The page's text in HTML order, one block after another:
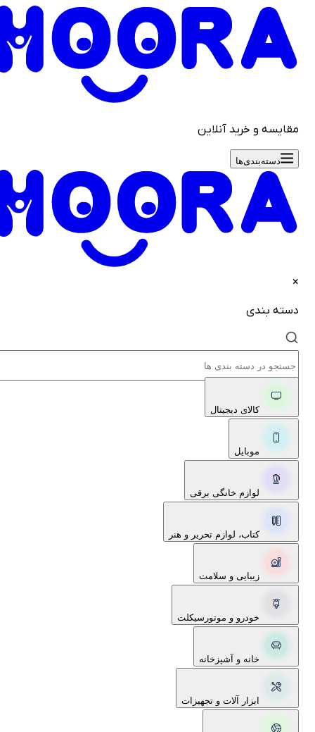
و خرید آنلاین
دسته‌بندی‌ها
بندی
کالای دیجیتال
موبایل
لوازم خانگی برقی
کتاب، لوازم تحریر و هنر
زیبایی و سلامت
خودرو و موتورسیکلت
خانه و آشپزخانه
ابزار آلات و تجهیزات